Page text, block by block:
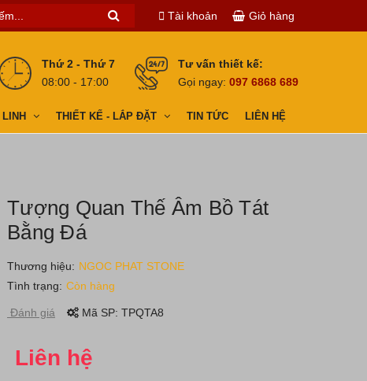
Tài khoản Giỏ hàng
Tư vấn thiết kế:
Gọi ngay: 097 6868 689
Thứ 2 - Thứ 7
08:00 - 17:00
THIẾT KẾ - LẮP ĐẶT TIN TỨC LIÊN HỆ
Tượng Quan Thế Âm Bồ Tát
Bằng Đá
Thương hiệu: NGOC PHAT STONE
Tình trạng: Còn hàng
Đánh giá Mã SP: TPQTA8
Liên hệ